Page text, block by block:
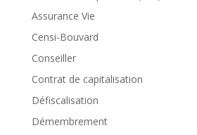
Assurance Vie
Censi-Bouvard
Conseiller
Contrat de capitalisation
Défiscalisation
Démembrement